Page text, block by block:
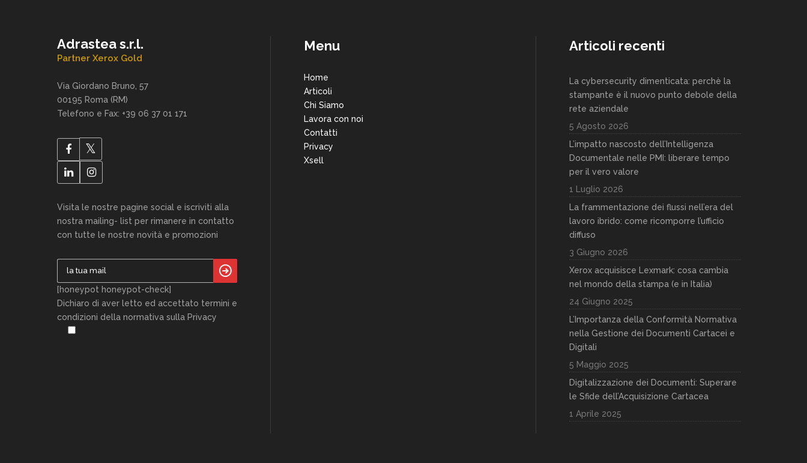
Adrastea s.r.l.
Partner Xerox Gold
Via Giordano Bruno, 57
00195 Roma (RM)
Telefono e Fax: +39 06 37 01 171
Visita le nostre pagine social e iscriviti alla
nostra mailing- list per rimanere in contatto
con tutte le nostre novità e promozioni
[honeypot honeypot-check]
Dichiaro di aver letto ed accettato termini e
condizioni della normativa sulla Privacy
Menu
Home
Articoli
Chi Siamo
Lavora con noi
Contatti
Privacy
Xsell
Articoli recenti
La cybersecurity dimenticata: perchè la
stampante è il nuovo punto debole della
rete aziendale
5 Agosto 2026
L’impatto nascosto dell’Intelligenza
Documentale nelle PMI: liberare tempo
per il vero valore
1 Luglio 2026
La frammentazione dei flussi nell’era del
lavoro ibrido: come ricomporre l’ufficio
diffuso
3 Giugno 2026
Xerox acquisisce Lexmark: cosa cambia
nel mondo della stampa (e in Italia)
24 Giugno 2025
L’Importanza della Conformità Normativa
nella Gestione dei Documenti Cartacei e
Digitali
5 Maggio 2025
Digitalizzazione dei Documenti: Superare
le Sfide dell’Acquisizione Cartacea
1 Aprile 2025